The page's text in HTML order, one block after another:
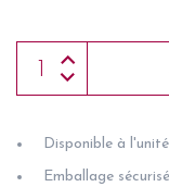
Disponible à l'unité
Emballage sécurisé